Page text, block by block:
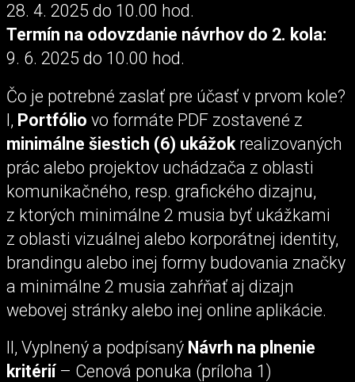
28. 4. 2025 do 10.00 hod.
Termín na odovzdanie návrhov do 2. kola:
9. 6. 2025 do 10.00 hod.
Čo je potrebné zaslať pre účasť v prvom kole?
I, Portfólio vo formáte PDF zostavené z
minimálne šiestich (6) ukážok realizovaných
prác alebo projektov uchádzača z oblasti
komunikačného, resp. grafického dizajnu,
z ktorých minimálne 2 musia byť ukážkami
z oblasti vizuálnej alebo korporátnej identity,
brandingu alebo inej formy budovania značky
a minimálne 2 musia zahŕňať aj dizajn
webovej stránky alebo inej online aplikácie.
II, Vyplnený a podpísaný Návrh na plnenie
kritérií– Cenová ponuka (príloha 1)